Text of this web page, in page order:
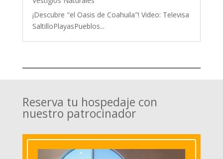
¡Descubre "el Oasis de Coahuila"! Video: Televisa
SaltilloPlayasPueblos...
Reserva tu hospedaje con
nuestro patrocinador